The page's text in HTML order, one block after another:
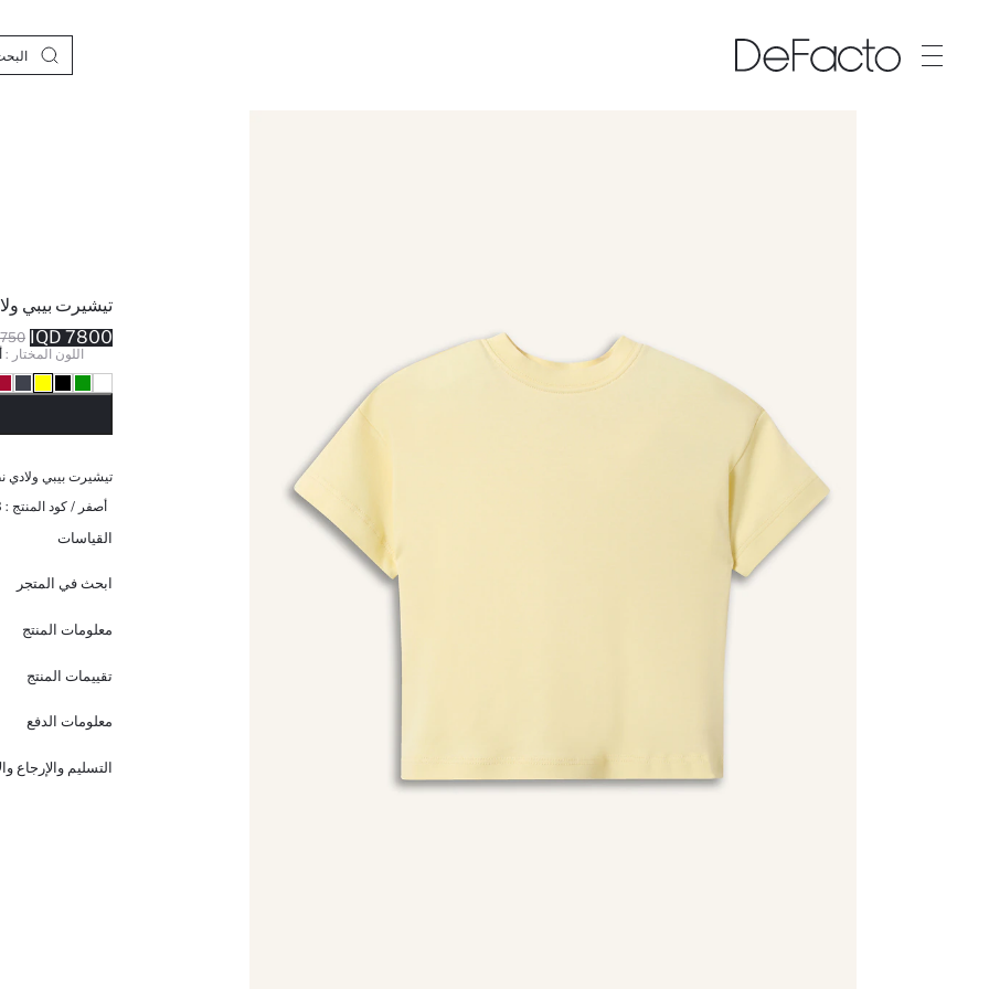
تيشيرت بيبي
IQD 7800 IQD
اللون المختار :
تيشيرت بيبي
أصفر / كود المنتج :
القياسات
ابحث في المتجر
معلومات المنتج
تقييمات المنتج
معلومات الدفع
التسليم والإرجاع